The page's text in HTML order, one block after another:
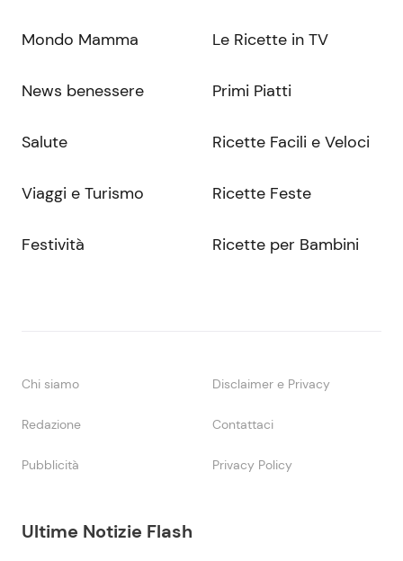
Ultime Notizie Flash
Mondo Mamma
News benessere
Salute
Viaggi e Turismo
Festività
Le Ricette in TV
Primi Piatti
Ricette Facili e Veloci
Ricette Feste
Ricette per Bambini
Chi siamo Disclaimer e Privacy
Redazione Contattaci
Pubblicità Privacy Policy